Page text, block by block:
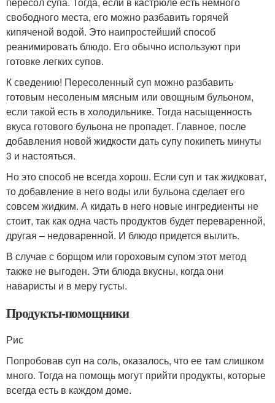
свободного места, его можно разбавить горячей
кипяченой водой. Это наипростейший способ
реанимировать блюдо. Его обычно используют при
готовке легких супов.
К сведению! Пересоленный суп можно разбавить
готовым несоленым мясным или овощным бульоном,
если такой есть в холодильнике. Тогда насыщенность
вкуса готового бульона не пропадет. Главное, после
добавления новой жидкости дать супу покипеть минуты
3 и настояться.
Но это способ не всегда хорош. Если суп и так жидковат,
то добавление в него воды или бульона сделает его
совсем жидким. А кидать в него новые ингредиенты не
стоит, так как одна часть продуктов будет переваренной,
другая – недоваренной. И блюдо придется вылить.
В случае с борщом или гороховым супом этот метод
также не выгоден. Эти блюда вкусны, когда они
наваристы и в меру густы.
Продукты-помощники
Рис
Попробовав суп на соль, оказалось, что ее там слишком
много. Тогда на помощь могут прийти продукты, которые
всегда есть в каждом доме.